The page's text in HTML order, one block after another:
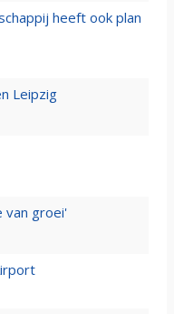
heeft ook plan
Leipzig
van groei'